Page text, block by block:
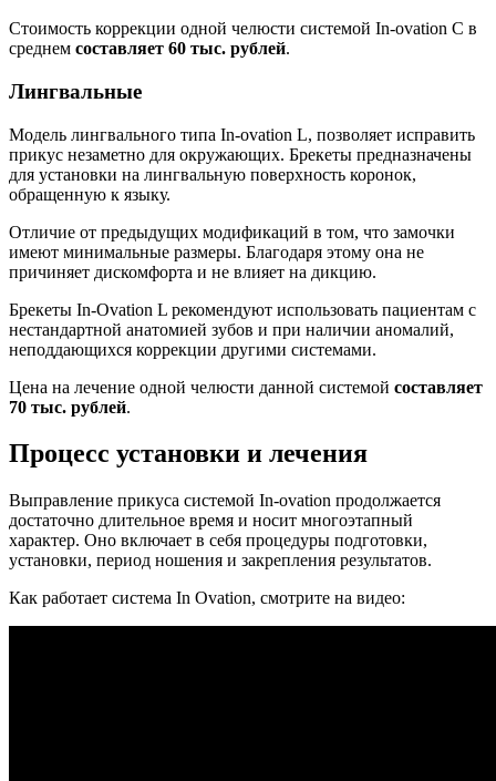
Стоимость коррекции одной челюсти системой In-ovation С в
среднем составляет 60 тыс. рублей.
Лингвальные
Модель лингвального типа In-ovation L, позволяет исправить
прикус незаметно для окружающих. Брекеты предназначены
для установки на лингвальную поверхность коронок,
обращенную к языку.
Отличие от предыдущих модификаций в том, что замочки
имеют минимальные размеры. Благодаря этому она не
причиняет дискомфорта и не влияет на дикцию.
Брекеты In-Ovation L рекомендуют использовать пациентам с
нестандартной анатомией зубов и при наличии аномалий,
неподдающихся коррекции другими системами.
Цена на лечение одной челюсти данной системой составляет
70 тыс. рублей.
Процесс установки и лечения
Выправление прикуса системой In-ovation продолжается
достаточно длительное время и носит многоэтапный
характер. Оно включает в себя процедуры подготовки,
установки, период ношения и закрепления результатов.
Как работает система In Ovation, смотрите на видео: